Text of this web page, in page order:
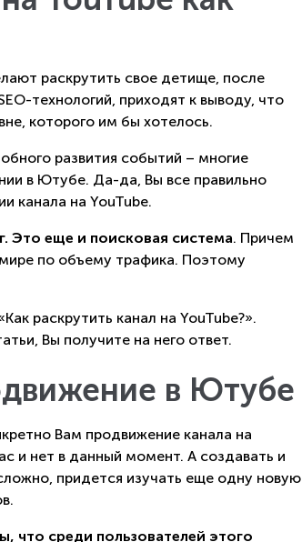
раскрутить свое детище, после
технологий, приходят к выводу, что
которого им бы хотелось.
развития событий – многие
в Ютубе. Да-да, Вы все правильно
канала на YouTube.
Это еще и поисковая система. Причем
по объему трафика. Поэтому
раскрутить канал на YouTube?».
Вы получите на него ответ.
в Ютубе
Вам продвижение канала на
и нет в данный момент. А создавать и
придется изучать еще одну новую
что среди пользователей этого